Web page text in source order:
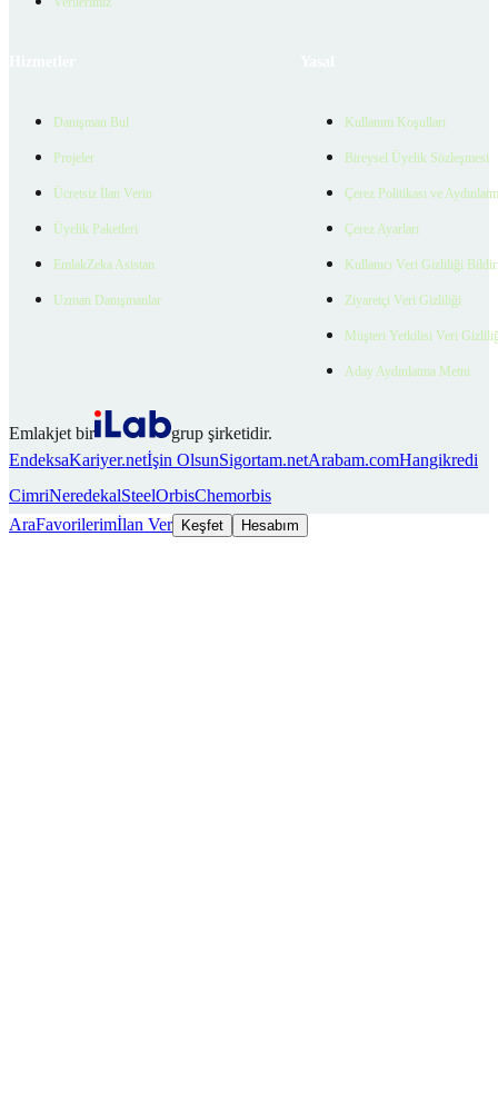
Danışman Bul
Projeler
Ücretsiz İlan Verin
Üyelik Paketleri
EmlakZeka Asistan
Uzman Danışmanlar
Kullanım Koşulları
Bireysel Üyelik Sözleşmesi
Çerez Politikası ve
Çerez Ayarları
Kullanıcı Veri Gizliliği
Ziyaretçi Veri Gizliliği
Müşteri Yetkilisi Veri
Aday Aydınlatma Metni
Emlakjet bir
grup şirketidir.
EndeksaKariyer.netİşin OlsunSigortam.netArabam.comHangikredi
CimriNeredekalSteelOrbisChemorbis
AraFavorilerimİlan Ver Keşfet Hesabım